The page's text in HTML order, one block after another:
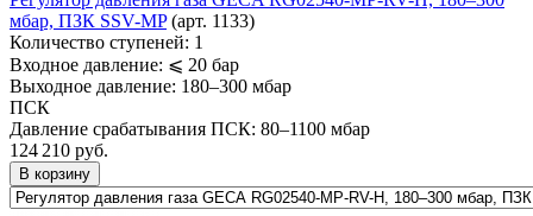
мбар, ПЗК SSV-MP (арт. 1133)
Количество ступеней: 1
Входное давление: ⩽ 20 бар
Выходное давление: 180–300 мбар
ПСК
Давление срабатывания ПСК: 80–1100 мбар
124 210 руб.
В корзину